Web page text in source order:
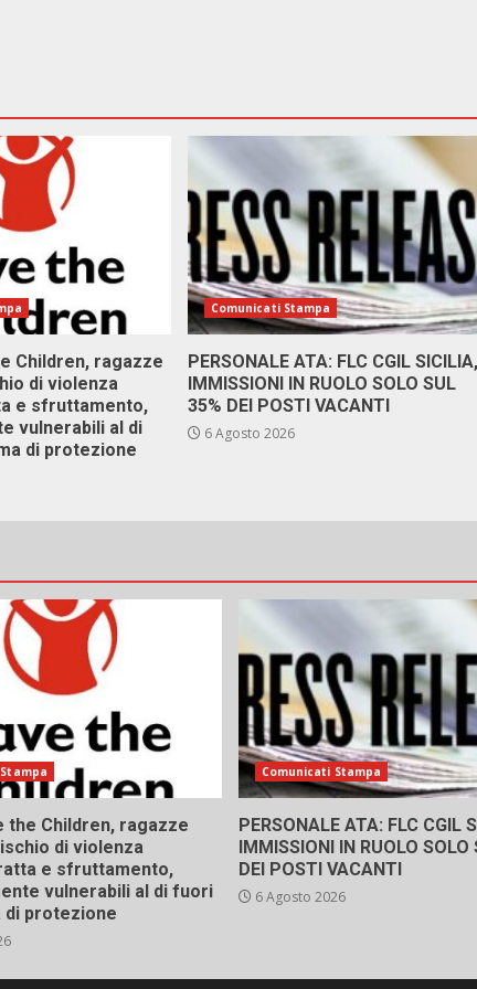
Children, ragazze
di violenza
e sfruttamento,
vulnerabili al di
di protezione
Comunicati Stampa
PERSONALE ATA: FLC CGIL SICILIA,
IMMISSIONI IN RUOLO SOLO SUL
35% DEI POSTI VACANTI
6 Agosto 2026
the Children, ragazze
di violenza
e sfruttamento,
vulnerabili al di fuori
di protezione
Comunicati Stampa
PERSONALE ATA: FLC CGIL
IMMISSIONI IN RUOLO SOLO
DEI POSTI VACANTI
6 Agosto 2026